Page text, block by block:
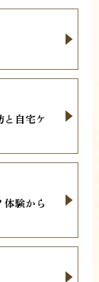
自宅ケ
験から